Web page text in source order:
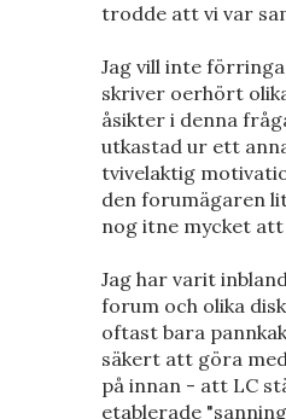
trodde att vi var
Jag vill inte
skriver oerhört
åsikter i denna
utkastad ur ett
tvivelaktig
den forumägaren
nog itne mycket att
Jag har varit
forum och olika
oftast bara
säkert att göra
på innan - att LC
etablerade